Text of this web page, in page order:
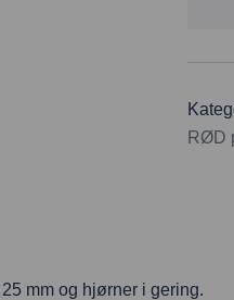
RØD
mm og hjørner i gering.